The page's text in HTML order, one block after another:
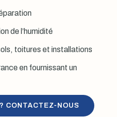
de l’humidité
toitures et installations
en fournissant un
CONTACTEZ-NOUS